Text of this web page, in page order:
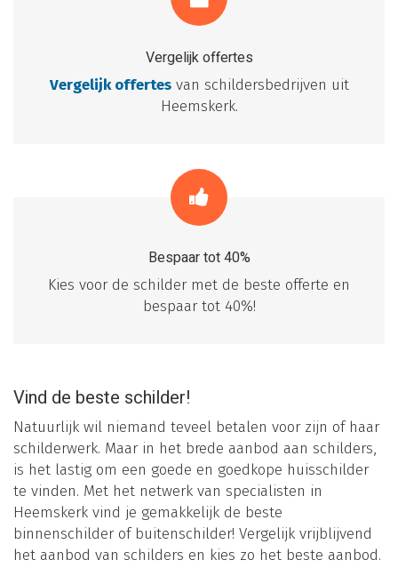
Vergelijk offertes
Vergelijk offertesvan schildersbedrijven uit
Heemskerk.
Bespaar tot 40%
Kies voor de schilder met de beste offerte en
bespaar tot 40%!
Vind de beste schilder!
Natuurlijk wil niemand teveel betalen voor zijn of haar
schilderwerk. Maar in het brede aanbod aan schilders,
is het lastig om een goede en goedkope huisschilder
te vinden. Met het netwerk van specialisten in
Heemskerk vind je gemakkelijk de beste
binnenschilder of buitenschilder! Vergelijk vrijblijvend
het aanbod van schilders en kies zo het beste aanbod.